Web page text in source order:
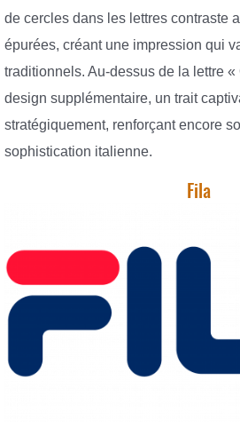
de cercles dans les lettres contraste
épurées, créant une impression qui
traditionnels. Au-dessus de la lettre
design supplémentaire, un trait
stratégiquement, renforçant encore
sophistication italienne.
Fila